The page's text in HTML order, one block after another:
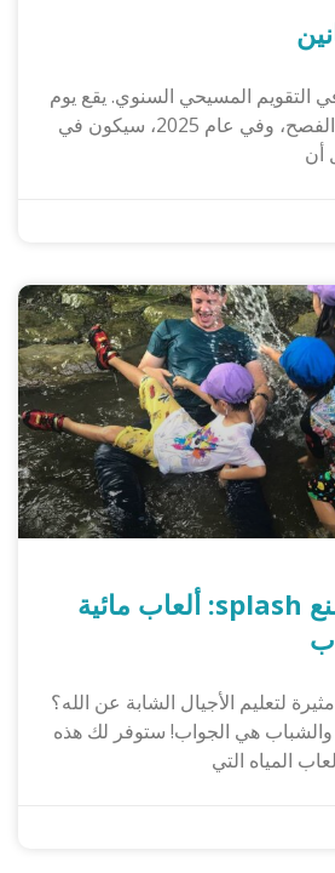
التقويم المسيحي السنوي. يقع يوم
الأحد الذي يسبق عيد الفصح، وفي عام 2025، سيكون في
أحدث فرقاً، اصنع splash: ألعاب مائية
لتعليم الأجيال الشابة عن الله؟
والشباب هي الجواب! ستوفر لك هذه
المياه التي